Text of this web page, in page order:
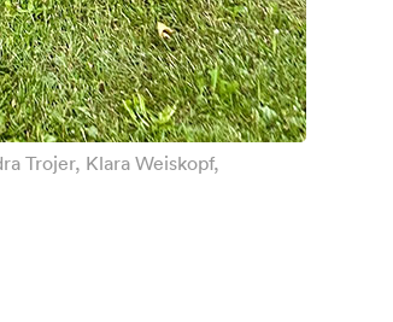
Trojer, Klara Weiskopf,